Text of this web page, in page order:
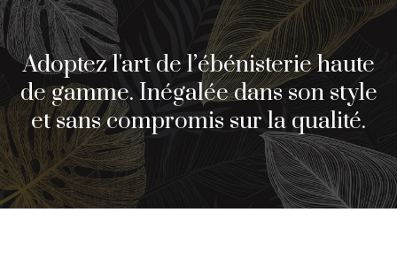
Adoptez l'art de l’ébénisterie haute
de gamme. Inégalée dans son style
et sans compromis sur la qualité.